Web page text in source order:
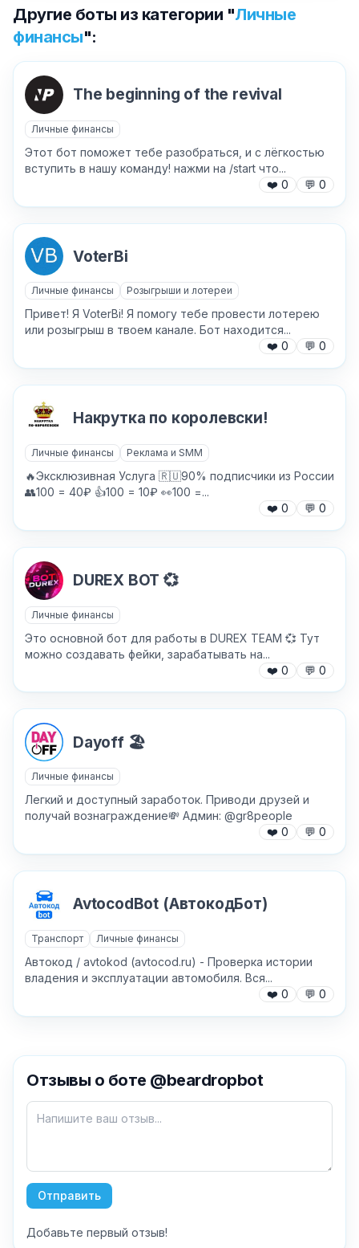
Как добавить бота?
Причина жалобы*
Текст обращения (необязательно)
Другие боты из категории "Личные
финансы":
The beginning of the revival
Личные финансы
Этот бот поможет тебе разобраться, и с лёгкостью
вступить в нашу команду! нажми на /start что...
❤️ 0 💬 0
VoterBi
Личные финансы Розыгрыши и лотереи
Привет! Я VoterBi! Я помогу тебе провести лотерею
или розыгрыш в твоем канале. Бот находится...
❤️ 0 💬 0
Накрутка по королевски!
Личные финансы Реклама и SMM
🔥Эксклюзивная Услуга 🇷🇺90% подписчики из России
👥100 = 40₽ 👍100 = 10₽ 👀100 =...
❤️ 0 💬 0
DUREX BOT 💞
Личные финансы
Это основной бот для работы в DUREX TEAM 💞 Тут
можно создавать фейки, зарабатывать на...
❤️ 0 💬 0
Dayoff 🏖
Личные финансы
Легкий и доступный заработок. Приводи друзей и
получай вознаграждение💸 Админ: @gr8people
❤️ 0 💬 0
AvtocodBot (АвтокодБот)
Транспорт Личные финансы
Автокод / avtokod (avtocod.ru) - Проверка истории
владения и эксплуатации автомобиля. Вся...
❤️ 0 💬 0
Отзывы о боте @beardropbot
Отправить
Добавьте первый отзыв!